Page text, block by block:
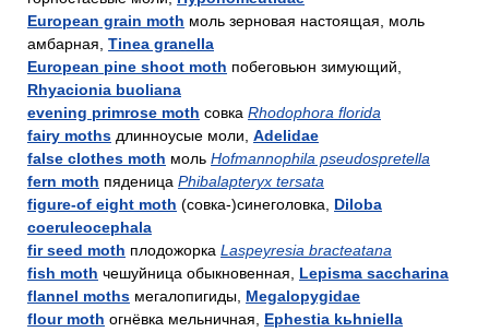
European grain moth моль зерновая настоящая, моль
амбарная, Tinea granella
European pine shoot moth побеговьюн зимующий,
Rhyacionia buoliana
evening primrose moth совка Rhodophora florida
fairy moths длинноусые моли, Adelidae
false clothes moth моль Hofmannophila pseudospretella
fern moth пяденица Phibalapteryx tersata
figure-of eight moth (совка-)синеголовка, Diloba
coeruleocephala
fir seed moth плодожорка Laspeyresia bracteatana
fish moth чешуйница обыкновенная, Lepisma saccharina
flannel moths мегалопигиды, Megalopygidae
flour moth огнёвка мельничная, Ephestia kьhniella